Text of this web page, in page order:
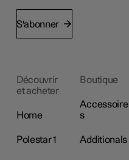
S'abonner
Découvrir
et acheter
Home
Polestar 1
Boutique
Accessoire
s
Additionals